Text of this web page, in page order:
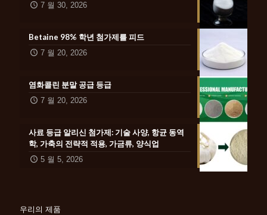
7 월 30, 2026
Betaine 98% 학년 첨가제를 피드
7 월 20, 2026
염화콜린 분말 공급 등급
7 월 20, 2026
사료 등급 알리신 첨가제: 기술 사양, 항균 동역
학, 가축의 전략적 적용, 가금류, 양식업
5 월 5, 2026
우리의 제품